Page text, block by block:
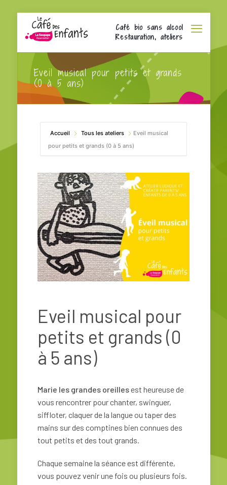
Café bio sans alcool
Restauration, ateliers
Eveil musical pour petits et grands
(0 à 5 ans)
Accueil Tous les ateliers
Eveil musical
pour petits et grands (0 à 5 ans)
Eveil musical pour
petits et grands (0
à 5 ans)
Marie les grandes oreillesest heureuse de
vous rencontrer pour chanter, swinguer,
siffloter, claquer de la langue ou taper des
mains sur des comptines bien connues des
tout petits et des tout grands.
Chaque semaine la séance est différente,
vous pouvez venir une fois ou plusieurs fois.